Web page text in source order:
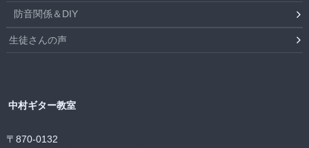
防音関係＆DIY
生徒さんの声
中村ギター教室
〒870-0132